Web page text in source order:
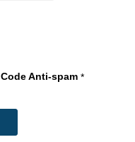
Code Anti-spam *